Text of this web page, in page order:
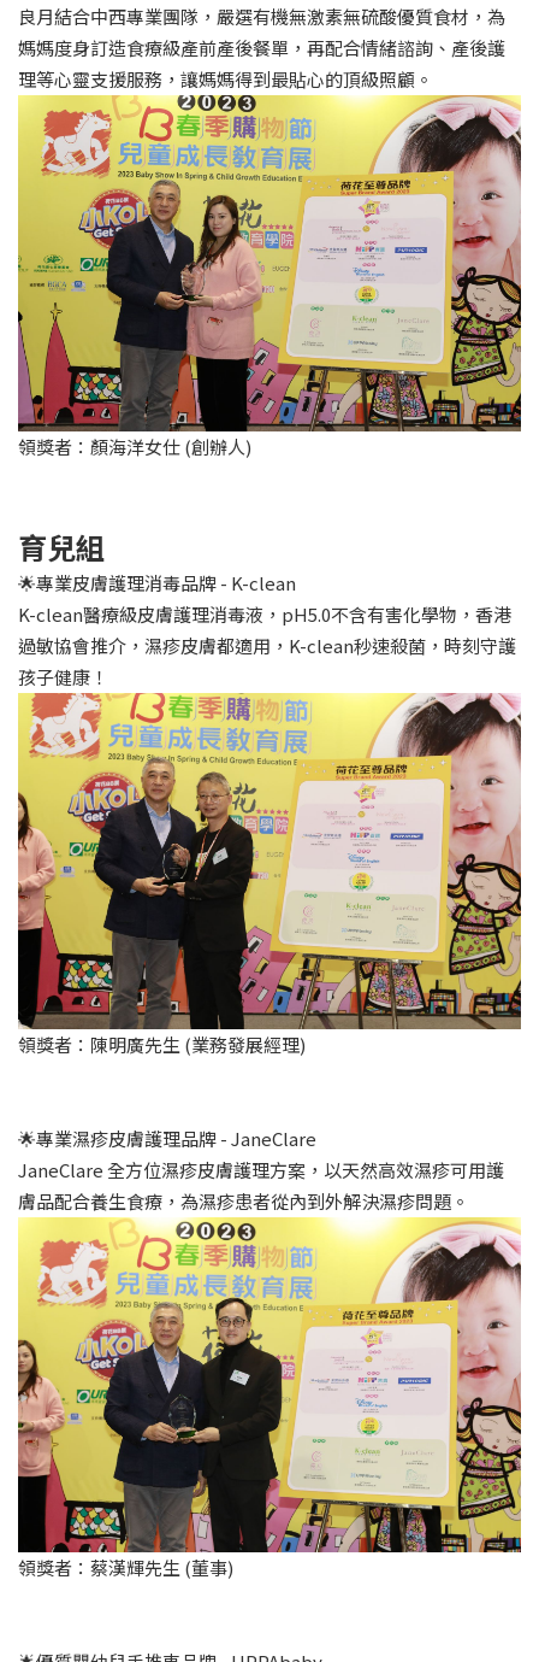
良月結合中西專業團隊，嚴選有機無激素無硫酸優質食材，為
媽媽度身訂造食療級產前產後餐單，再配合情緒諮詢、產後護
理等心靈支援服務，讓媽媽得到最貼心的頂級照顧。
領獎者：顏海洋女仕 (創辦人)
育兒組
🌟專業皮膚護理消毒品牌 - K-clean
K-clean醫療級皮膚護理消毒液，pH5.0不含有害化學物，香港
過敏協會推介，濕疹皮膚都適用，K-clean秒速殺菌，時刻守護
孩子健康！
領獎者：陳明廣先生 (業務發展經理)
🌟專業濕疹皮膚護理品牌 - JaneClare
JaneClare 全方位濕疹皮膚護理方案，以天然高效濕疹可用護
膚品配合養生食療，為濕疹患者從內到外解決濕疹問題。
領獎者：蔡漢輝先生 (董事)